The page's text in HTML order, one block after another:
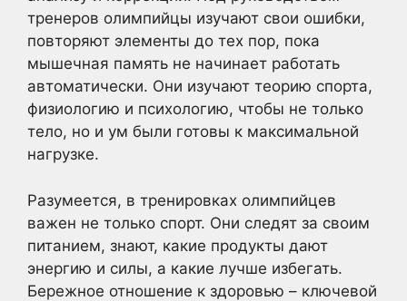
тренеров олимпийцы изучают свои ошибки,
повторяют элементы до тех пор, пока
мышечная память не начинает работать
автоматически. Они изучают теорию спорта,
физиологию и психологию, чтобы не только
тело, но и ум были готовы к максимальной
нагрузке.
Разумеется, в тренировках олимпийцев
важен не только спорт. Они следят за своим
питанием, знают, какие продукты дают
энергию и силы, а какие лучше избегать.
Бережное отношение к здоровью – ключевой